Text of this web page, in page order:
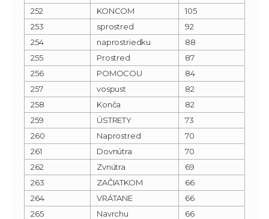
252
KONCOM
105
253
sprostred
92
254
naprostriedku
88
255
Prostred
87
256
POMOCOU
84
257
vospust
82
258
Konča
82
259
ÚSTRETY
73
260
Naprostred
70
261
Dovnútra
70
262
Zvnútra
69
263
ZAČIATKOM
66
264
VRÁTANE
66
265
Navrchu
66